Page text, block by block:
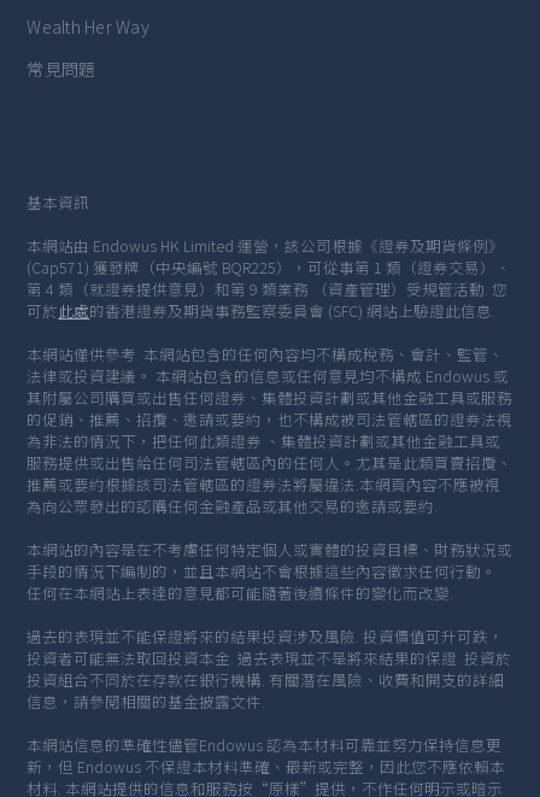
Wealth Her Way
常見問題
基本資訊
本網站由 Endowus HK Limited 運營，該公司根據《證券及期貨條例》
(Cap571) 獲發牌（中央編號 BQR225），可從事第 1 類（證券交易）、
第 4 類（就證券提供意見）和第 9 類業務 （資產管理）受規管活動. 您
可於此處的香港證券及期貨事務監察委員會 (SFC) 網站上驗證此信息.
本網站僅供參考. 本網站包含的任何內容均不構成稅務、會計、監管、
法律或投資建議。 本網站包含的信息或任何意見均不構成 Endowus 或
其附屬公司購買或出售任何證券、集體投資計劃或其他金融工具或服務
的促銷、推薦、招攬、邀請或要約，也不構成被司法管轄區的證券法視
為非法的情況下，把任何此類證券 、集體投資計劃或其他金融工具或
服務提供或出售給任何司法管轄區內的任何人。尤其是此類買賣招攬、
推薦或要約根據該司法管轄區的證券法將屬違法.本網頁內容不應被視
為向公眾發出的認購任何金融產品或其他交易的邀請或要約.
本網站的內容是在不考慮任何特定個人或實體的投資目標、財務狀況或
手段的情況下編制的，並且本網站不會根據這些內容徵求任何行動。
任何在本網站上表達的意見都可能隨著後續條件的變化而改變.
過去的表現並不能保證將來的結果投資涉及風險. 投資價值可升可跌，
投資者可能無法取回投資本金. 過去表現並不是將來結果的保證. 投資於
投資組合不同於在存款在銀行機構. 有關潛在風險、收費和開支的詳細
信息，請參閱相關的基金披露文件.
本網站信息的準確性儘管Endowus 認為本材料可靠並努力保持信息更
新，但 Endowus 不保證本材料準確、最新或完整，因此您不應依賴本
材料. 本網站提供的信息和服務按“原樣”提供，不作任何明示或暗示